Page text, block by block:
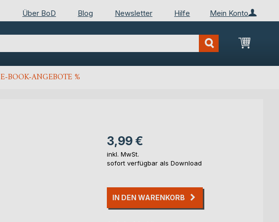
Mein Konto
Über BoD Blog Newsletter Hilfe
Mein
E-BOOK-ANGEBOTE %
3,99 €
inkl. MwSt.
sofort verfügbar als Download
IN DEN WARENKORB